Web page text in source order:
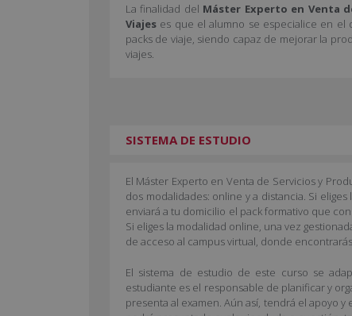
La finalidad del Máster Experto en Venta
Viajes es que el alumno se especialice en el
packs de viaje, siendo capaz de mejorar la
viajes.
SISTEMA DE ESTUDIO
El Máster Experto en Venta de Servicios y
dos modalidades: online y a distancia. Si
enviará a tu domicilio el pack formativo que
Si eliges la modalidad online, una vez
de acceso al campus virtual, donde
El sistema de estudio de este curso se
estudiante es el responsable de planificar y
presenta al examen. Aún así, tendrá el apoyo